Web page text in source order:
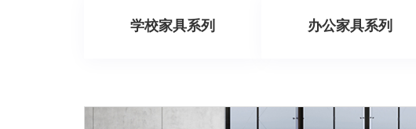
学校家具系列 办公家具系列